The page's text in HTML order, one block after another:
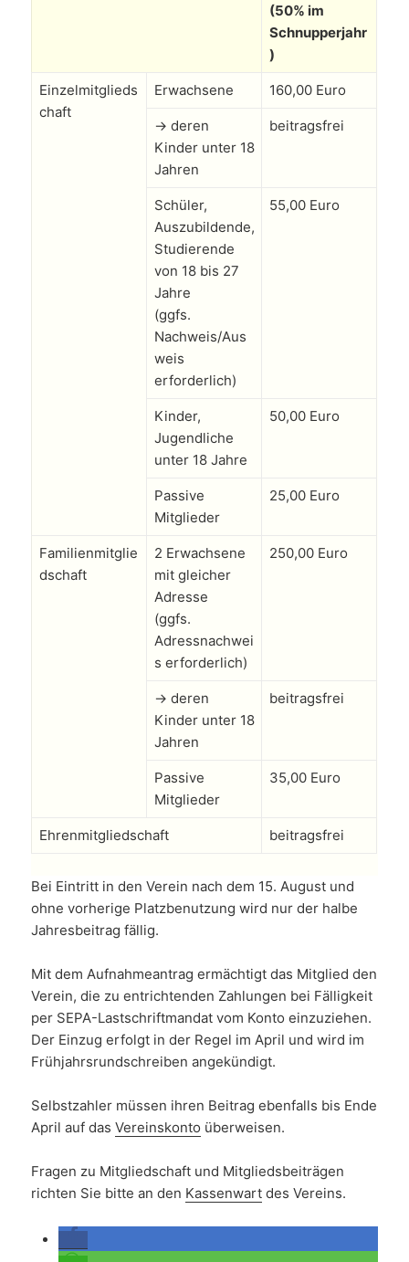
(50% im
Schnupperjahr
)
Einzelmitglieds
chaft
Erwachsene 160,00 Euro
→ deren
Kinder unter 18
Jahren
beitragsfrei
Schüler,
Auszubildende,
Studierende
von 18 bis 27
Jahre
(ggfs.
Nachweis/Aus
weis
erforderlich)
55,00 Euro
Kinder,
Jugendliche
unter 18 Jahre
50,00 Euro
Passive
Mitglieder
25,00 Euro
Familienmitglie
dschaft
2 Erwachsene
mit gleicher
Adresse
(ggfs.
Adressnachwei
s erforderlich)
250,00 Euro
→ deren
Kinder unter 18
Jahren
beitragsfrei
Passive
Mitglieder
35,00 Euro
Ehrenmitgliedschaft beitragsfrei
Bei Eintritt in den Verein nach dem 15. August und
ohne vorherige Platzbenutzung wird nur der halbe
Jahresbeitrag fällig.
Mit dem Aufnahmeantrag ermächtigt das Mitglied den
Verein, die zu entrichtenden Zahlungen bei Fälligkeit
per SEPA-Lastschriftmandat vom Konto einzuziehen.
Der Einzug erfolgt in der Regel im April und wird im
Frühjahrsrundschreiben angekündigt.
Selbstzahler müssen ihren Beitrag ebenfalls bis Ende
April auf dasVereinskonto überweisen.
Fragen zu Mitgliedschaft und Mitgliedsbeiträgen
richten Sie bitte an den Kassenwart des Vereins.